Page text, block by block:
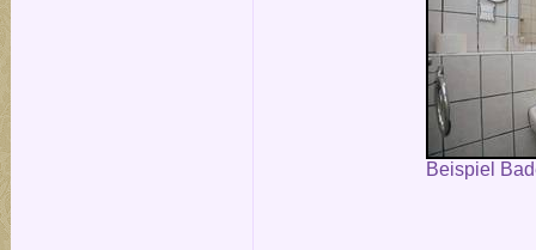
Beispiel